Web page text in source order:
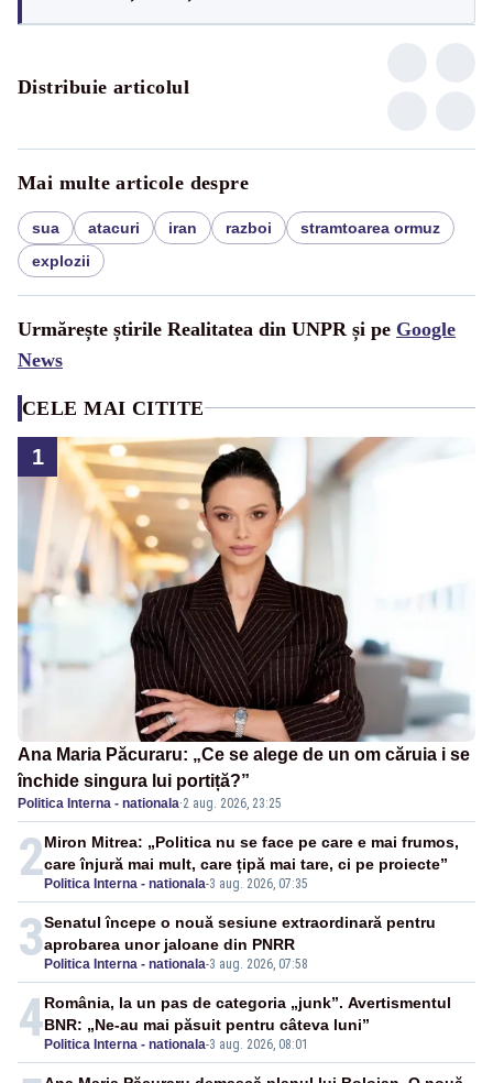
Distribuie articolul
Mai multe articole despre
sua atacuri iran razboi
stramtoarea ormuz
explozii
Urmărește știrile Realitatea din UNPR și pe Google
News
CELE MAI CITITE
1
Ana Maria Păcuraru: „Ce se alege de un om căruia i se
închide singura lui portiță?”
Politica Interna - nationala·2 aug. 2026, 23:25
2 Politica Interna - nationala-3 aug. 2026, 07:35
Miron Mitrea: „Politica nu se face pe care e mai frumos,
care înjură mai mult, care țipă mai tare, ci pe proiecte”
3 Politica Interna - nationala-3 aug. 2026, 07:58
Senatul începe o nouă sesiune extraordinară pentru
aprobarea unor jaloane din PNRR
4 Politica Interna - nationala-3 aug. 2026, 08:01
România, la un pas de categoria „junk”. Avertismentul
BNR: „Ne-au mai păsuit pentru câteva luni”